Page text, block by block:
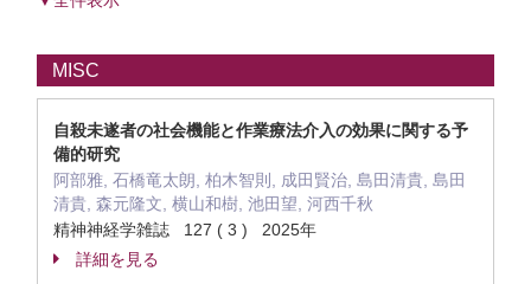
MISC
自殺未遂者の社会機能と作業療法介入の効果に関する予
備的研究
阿部雅, 石橋竜太朗, 柏木智則, 成田賢治, 島田清貴, 島田
清貴, 森元隆文, 横山和樹, 池田望, 河西千秋
精神神経学雑誌 127 ( 3 ) 2025年
詳細を見る